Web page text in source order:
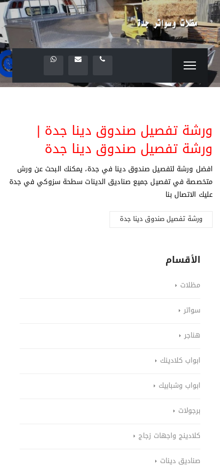
ورشة تفصيل صندوق دينا جدة |
ورشة تفصيل صندوق دينا جدة
افضل ورشة لتفصيل صندوق دينا في جدة، يمكنك البحث عن ورش
متخصصة في تفصيل جميع صناديق الدينات سطحة سزوكي في جدة
عليك الاتصال بنا
ورشة تفصيل صندوق دينا جدة
الأقسام
مظلات
سواتر
هناجر
ابواب كلادينك
ابواب وشبابيك
برجولات
كلادينج واجهات زجاج
صناديق دينات